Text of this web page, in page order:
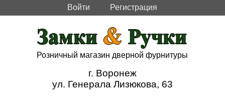
Войти Регистрация
Розничный магазин дверной фурнитуры
г. Воронеж
ул. Генерала Лизюкова, 63